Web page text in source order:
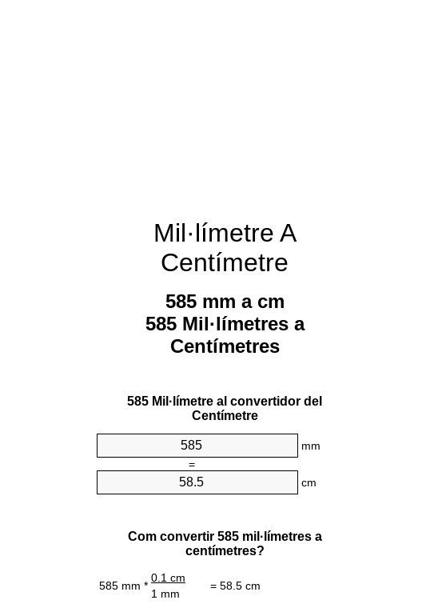
Mil·límetre A
Centímetre
585 mm a cm
585 Mil·límetres a
Centímetres
585 Mil·límetre al convertidor del
Centímetre
mm
=
cm
Com convertir 585 mil·límetres a
centímetres?
585 mm *
0.1 cm
= 58.5 cm
1 mm